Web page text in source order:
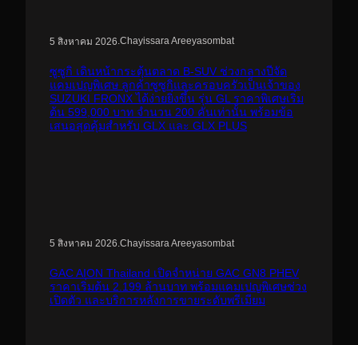
5 สิงหาคม 2026.Chayissara Areeyasombat
ซูซูกิ เดินหน้ากระตุ้นตลาด B-SUV ช่วงกลางปีจัด
แคมเปญพิเศษ ลูกค้าซูซูกิและครอบครัวเป็นเจ้าของ
SUZUKI FRONX ได้ง่ายยิ่งขึ้น รุ่น GL ราคาพิเศษเริ่ม
ต้น 599,000 บาท จำนวน 200 คันเท่านั้น พร้อมข้อ
เสนอสุดคุ้มสำหรับ GLX และ GLX PLUS
5 สิงหาคม 2026 Chayissara Areeyasombat
GAC AION Thailand เปิดจำหน่าย GAC GN8 PHEV
ราคาเริ่มต้น 2.199 ล้านบาท พร้อมแคมเปญพิเศษช่วง
เปิดตัว และบริการหลังการขายระดับพรีเมียม